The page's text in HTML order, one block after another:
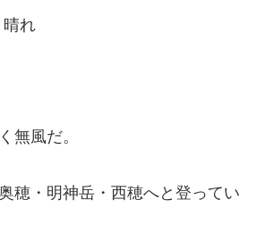
れ
無風だ。
穂・明神岳・西穂へと登ってい